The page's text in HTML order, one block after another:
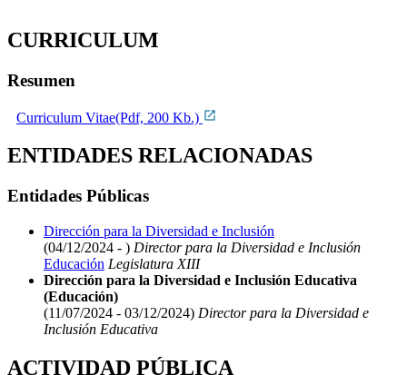
CURRICULUM
Resumen
Curriculum Vitae(Pdf, 200 Kb.)
ENTIDADES RELACIONADAS
Entidades Públicas
Dirección para la Diversidad e Inclusión
(04/12/2024 - ) Director para la Diversidad e Inclusión
Educación Legislatura XIII
Dirección para la Diversidad e Inclusión Educativa
(Educación)
(11/07/2024 - 03/12/2024) Director para la Diversidad e
Inclusión Educativa
ACTIVIDAD PÚBLICA